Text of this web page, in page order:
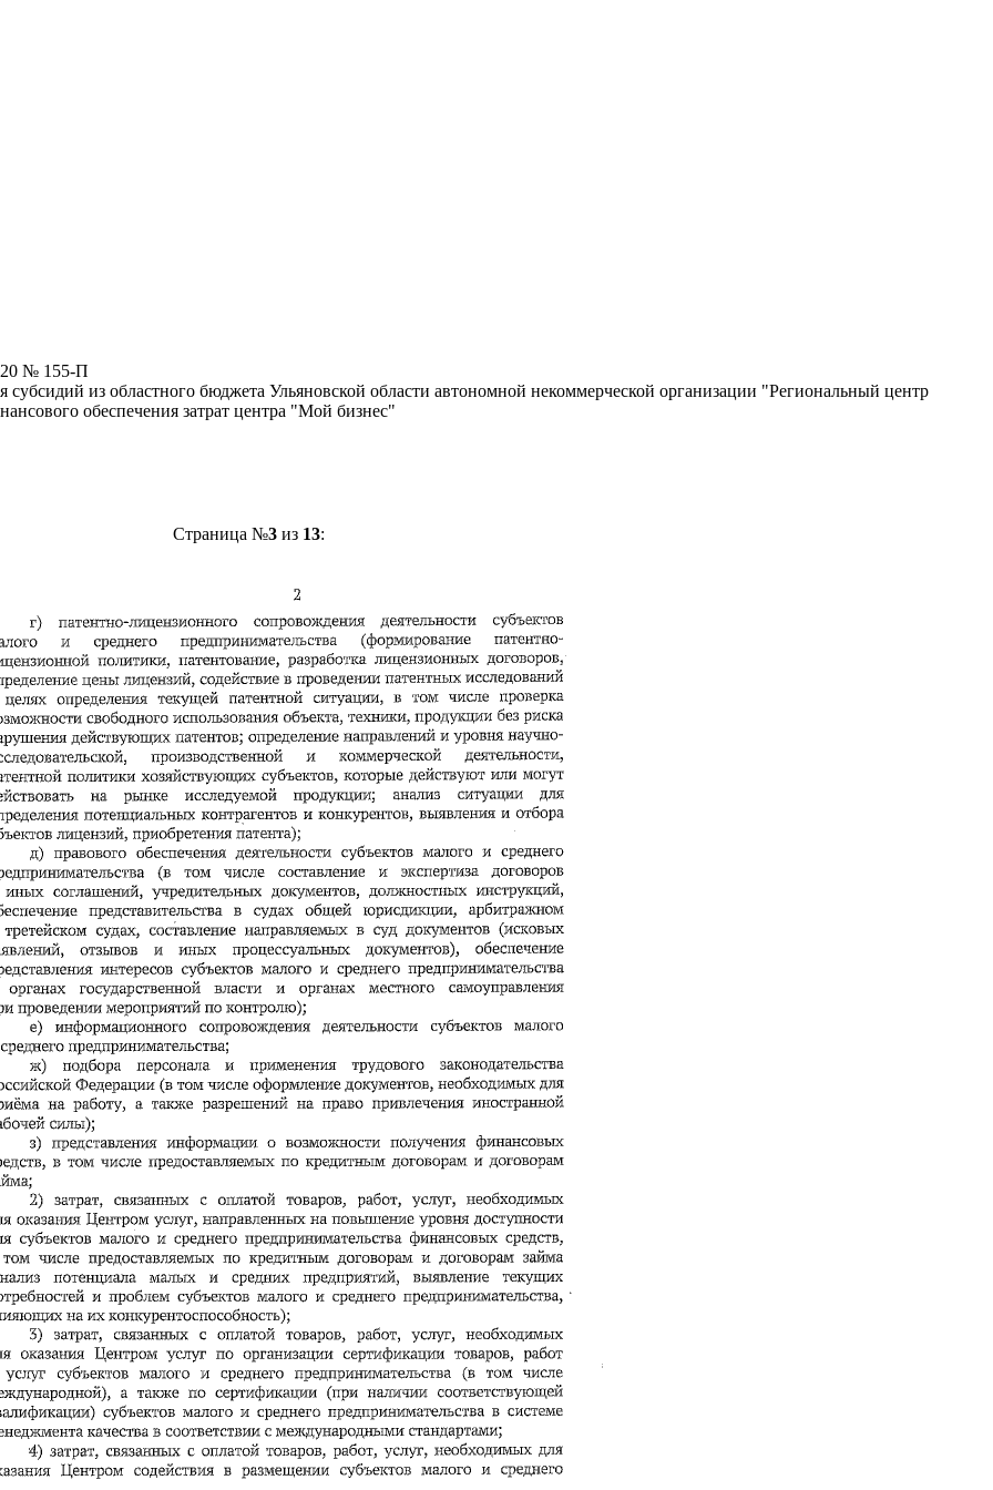
№ 155-П
из областного бюджета Ульяновской области автономной некоммерческой организации "Региональный центр
обеспечения затрат центра "Мой бизнес"
Страница №3из 13: